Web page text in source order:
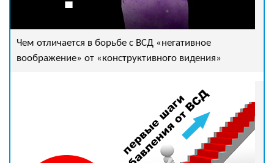
Чем отличается в борьбе с ВСД «негативное
воображение» от «конструктивного видения»